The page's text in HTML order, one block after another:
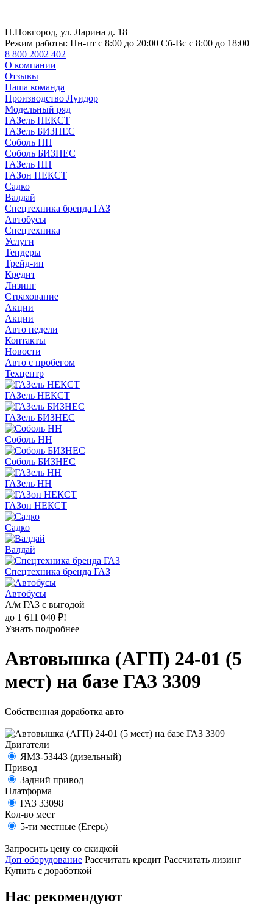
Н.Новгород, ул. Ларина д. 18
Режим работы: Пн-пт с 8:00 до 20:00 Сб-Вс с 8:00 до 18:00
8 800 2002 402
О компании
Отзывы
Наша команда
Производство Луидор
Модельный ряд
ГАЗель НЕКСТ
ГАЗель БИЗНЕС
Соболь НН
Соболь БИЗНЕС
ГАЗель НН
ГАЗон НЕКСТ
Садко
Валдай
Спецтехника бренда ГАЗ
Автобусы
Спецтехника
Услуги
Тендеры
Трейд-ин
Кредит
Лизинг
Страхование
Акции
Акции
Авто недели
Контакты
Новости
Авто с пробегом
Техцентр
ГАЗель НЕКСТ
ГАЗель БИЗНЕС
Соболь НН
Соболь БИЗНЕС
ГАЗель НН
ГАЗон НЕКСТ
Садко
Валдай
Спецтехника бренда ГАЗ
Автобусы
А/м ГАЗ с выгодой
до 1 611 040 ₽!
Узнать подробнее
Автовышка (АГП) 24-01 (5
мест) на базе ГАЗ 3309
Собственная доработка авто
Двигатели
ЯМЗ-53443 (дизельный)
Привод
Задний привод
Платформа
ГАЗ 33098
Кол-во мест
5-ти местные (Егерь)
Запросить цену со скидкой
Доп оборудование Рассчитать кредит Рассчитать лизинг
Купить с доработкой
Нас рекомендуют